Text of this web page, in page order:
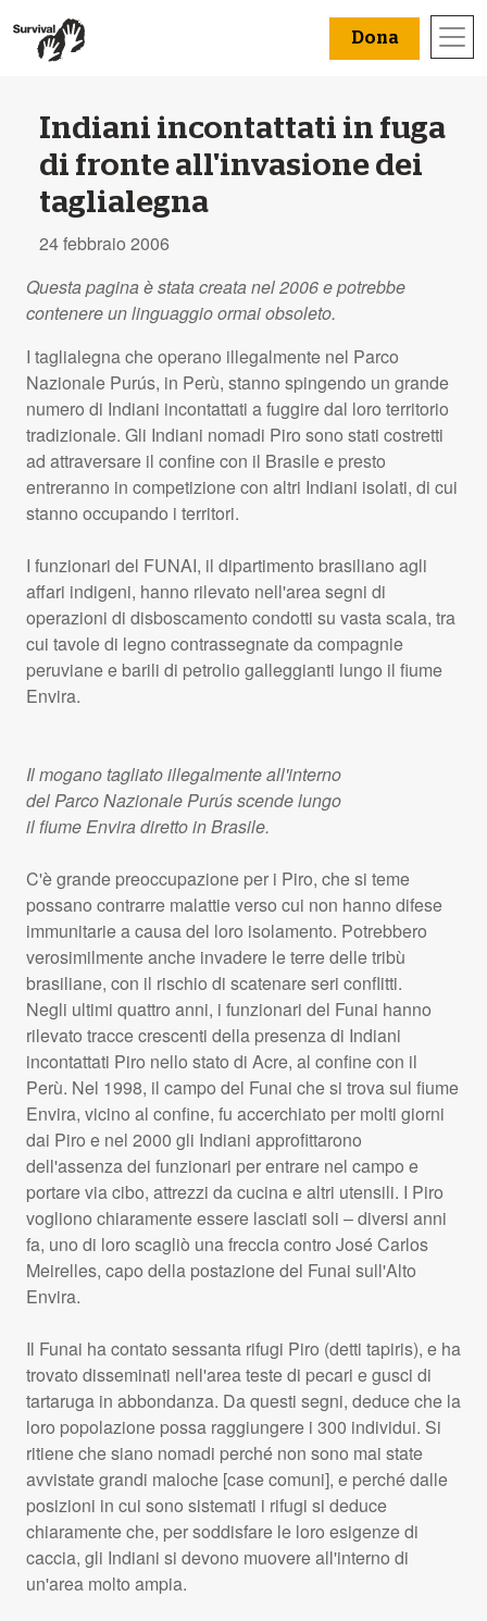
Dona
Indiani incontattati in fuga
di fronte all'invasione dei
taglialegna
24 febbraio 2006
Questa pagina è stata creata nel 2006 e potrebbe
contenere un linguaggio ormai obsoleto.
I taglialegna che operano illegalmente nel Parco
Nazionale Purús, in Perù, stanno spingendo un grande
numero di Indiani incontattati a fuggire dal loro territorio
tradizionale. Gli Indiani nomadi Piro sono stati costretti
ad attraversare il confine con il Brasile e presto
entreranno in competizione con altri Indiani isolati, di cui
stanno occupando i territori.
I funzionari del FUNAI, il dipartimento brasiliano agli
affari indigeni, hanno rilevato nell'area segni di
operazioni di disboscamento condotti su vasta scala, tra
cui tavole di legno contrassegnate da compagnie
peruviane e barili di petrolio galleggianti lungo il fiume
Envira.
Il mogano tagliato illegalmente all'interno
del Parco Nazionale Purús scende lungo
il fiume Envira diretto in Brasile.
C'è grande preoccupazione per i Piro, che si teme
possano contrarre malattie verso cui non hanno difese
immunitarie a causa del loro isolamento. Potrebbero
verosimilmente anche invadere le terre delle tribù
brasiliane, con il rischio di scatenare seri conflitti.
Negli ultimi quattro anni, i funzionari del Funai hanno
rilevato tracce crescenti della presenza di Indiani
incontattati Piro nello stato di Acre, al confine con il
Perù. Nel 1998, il campo del Funai che si trova sul fiume
Envira, vicino al confine, fu accerchiato per molti giorni
dai Piro e nel 2000 gli Indiani approfittarono
dell'assenza dei funzionari per entrare nel campo e
portare via cibo, attrezzi da cucina e altri utensili. I Piro
vogliono chiaramente essere lasciati soli – diversi anni
fa, uno di loro scagliò una freccia contro José Carlos
Meirelles, capo della postazione del Funai sull'Alto
Envira.
Il Funai ha contato sessanta rifugi Piro (detti tapiris), e ha
trovato disseminati nell'area teste di pecari e gusci di
tartaruga in abbondanza. Da questi segni, deduce che la
loro popolazione possa raggiungere i 300 individui. Si
ritiene che siano nomadi perché non sono mai state
avvistate grandi maloche [case comuni], e perché dalle
posizioni in cui sono sistemati i rifugi si deduce
chiaramente che, per soddisfare le loro esigenze di
caccia, gli Indiani si devono muovere all'interno di
un'area molto ampia.